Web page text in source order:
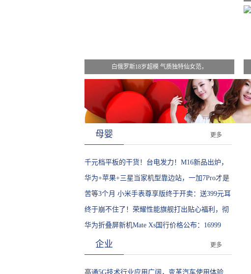
白俄罗斯18岁超模 气质独特仙女范，
母婴 更多
千元档平板的干货！台电发力！M16新品出炉，
四处飘香
华为+苹果+三星当家机型靠边站，一加7Pro才是
年度最佳
苦等3个月 小米手表尊享版终于开卖：送399元耳
机
终于崩不住了！荣耀性能旗舰打出贴心福利，彻
底为销量奋斗
华为折叠屏新机Mate Xs国行价格公布：16999
元，3月5日正式开售
企业 更多
高通5G技术行业应用广阔，变革汽车使用体验